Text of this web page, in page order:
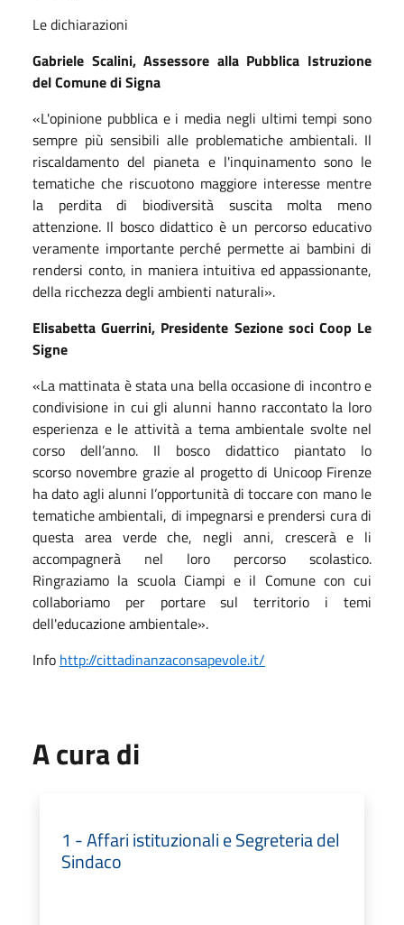
Le dichiarazioni
Gabriele Scalini, Assessore alla Pubblica Istruzione
del Comune di Signa
«L'opinione pubblica e i media negli ultimi tempi sono
sempre più sensibili alle problematiche ambientali. Il
riscaldamento del pianeta e l'inquinamento sono le
tematiche che riscuotono maggiore interesse mentre
la perdita di biodiversità suscita molta meno
attenzione. Il bosco didattico è un percorso educativo
veramente importante perché permette ai bambini di
rendersi conto, in maniera intuitiva ed appassionante,
della ricchezza degli ambienti naturali».
Elisabetta Guerrini, Presidente Sezione soci Coop Le
Signe
«La mattinata è stata una bella occasione di incontro e
condivisione in cui gli alunni hanno raccontato la loro
esperienza e le attività a tema ambientale svolte nel
corso dell’anno. Il bosco didattico piantato lo
scorso novembre grazie al progetto di Unicoop Firenze
ha dato agli alunni l’opportunità di toccare con mano le
tematiche ambientali, di impegnarsi e prendersi cura di
questa area verde che, negli anni, crescerà e li
accompagnerà nel loro percorso scolastico.
Ringraziamo la scuola Ciampi e il Comune con cui
collaboriamo per portare sul territorio i temi
dell'educazione ambientale».
Info http://cittadinanzaconsapevole.it/
A cura di
1 - Affari istituzionali e Segreteria del
Sindaco